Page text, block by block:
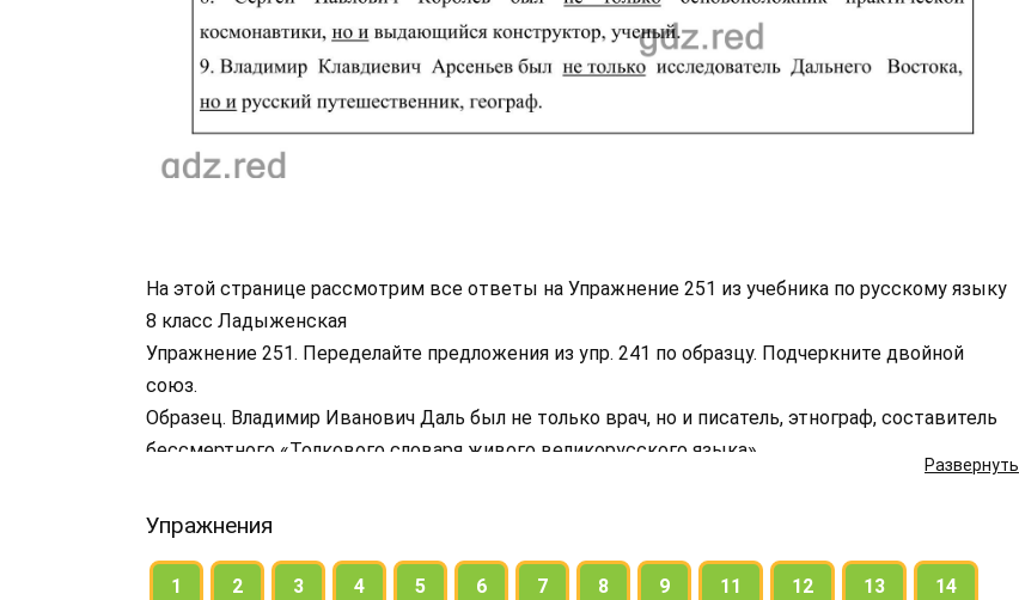
Развернуть
На этой странице рассмотрим все ответы на Упражнение 251 из учебника по русскому языку
8 класс Ладыженская
Упражнение 251. Переделайте предложения из упр. 241 по образцу. Подчеркните двойной
союз.
Образец. Владимир Иванович Даль был не только врач, но и писатель, этнограф, составитель
бессмертного «Толкового словаря живого великорусского языка».
Упражнения
1 2 3 4 5 6 7 8 9 11 12 13 14